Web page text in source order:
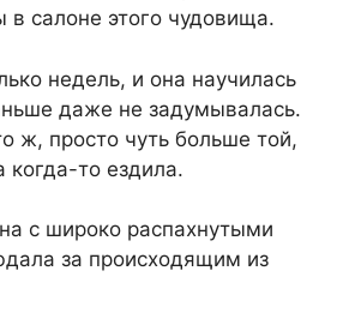
в салоне этого чудовища.
недель, и она научилась
даже не задумывалась.
ж, просто чуть больше той,
когда-то ездила.
с широко распахнутыми
за происходящим из